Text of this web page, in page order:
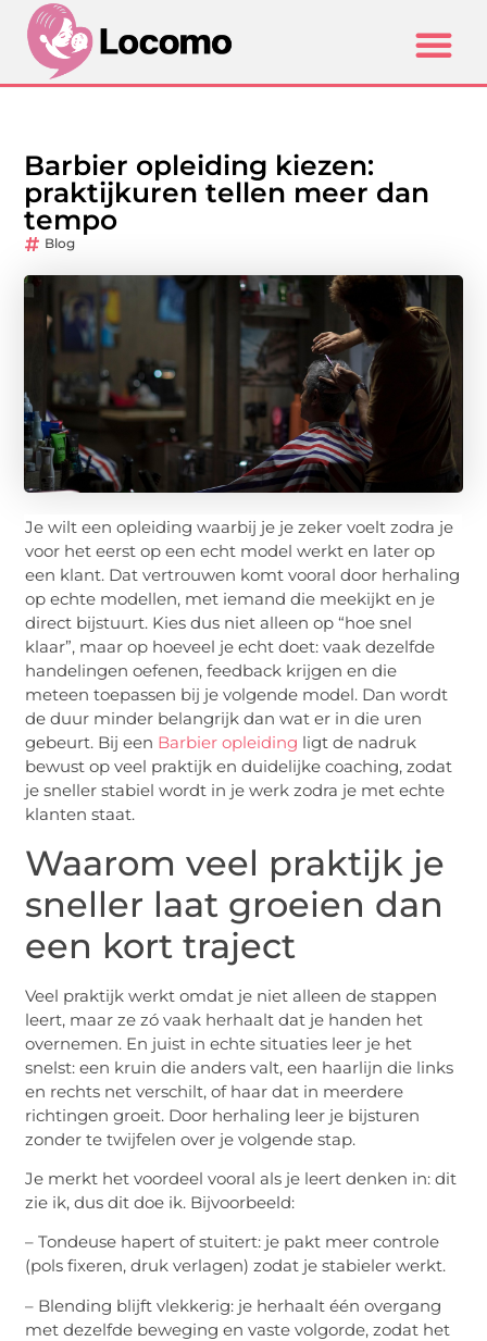
Barbier opleiding kiezen:
praktijkuren tellen meer dan
tempo
Blog
Je wilt een opleiding waarbij je je zeker voelt zodra je
voor het eerst op een echt model werkt en later op
een klant. Dat vertrouwen komt vooral door herhaling
op echte modellen, met iemand die meekijkt en je
direct bijstuurt. Kies dus niet alleen op “hoe snel
klaar”, maar op hoeveel je echt doet: vaak dezelfde
handelingen oefenen, feedback krijgen en die
meteen toepassen bij je volgende model. Dan wordt
de duur minder belangrijk dan wat er in die uren
gebeurt. Bij een Barbier opleiding ligt de nadruk
bewust op veel praktijk en duidelijke coaching, zodat
je sneller stabiel wordt in je werk zodra je met echte
klanten staat.
Waarom veel praktijk je
sneller laat groeien dan
een kort traject
Veel praktijk werkt omdat je niet alleen de stappen
leert, maar ze zó vaak herhaalt dat je handen het
overnemen. En juist in echte situaties leer je het
snelst: een kruin die anders valt, een haarlijn die links
en rechts net verschilt, of haar dat in meerdere
richtingen groeit. Door herhaling leer je bijsturen
zonder te twijfelen over je volgende stap.
Je merkt het voordeel vooral als je leert denken in: dit
zie ik, dus dit doe ik. Bijvoorbeeld:
– Tondeuse hapert of stuitert: je pakt meer controle
(pols fixeren, druk verlagen) zodat je stabieler werkt.
– Blending blijft vlekkerig: je herhaalt één overgang
met dezelfde beweging en vaste volgorde, zodat het